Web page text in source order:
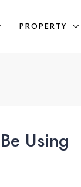
PROPERTY
Using